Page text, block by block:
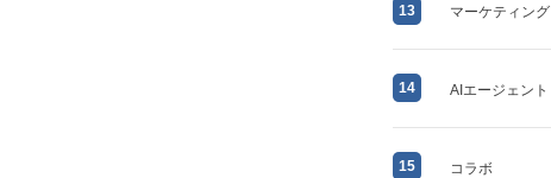
13 マーケティング
14 AIエージェント
15 コラボ